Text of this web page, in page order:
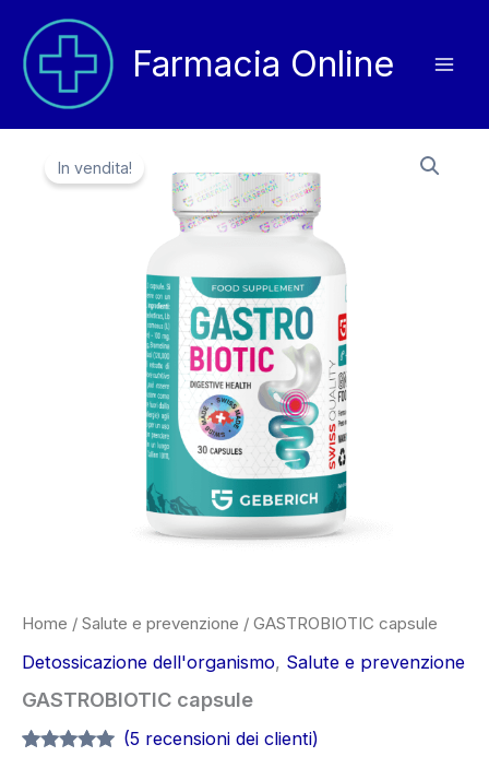
contenuto
Farmacia Online
In vendita!
Home / Salute e prevenzione / GASTROBIOTIC capsule
Detossicazione dell'organismo, Salute e prevenzione
GASTROBIOTIC capsule
(5recensioni dei clienti)